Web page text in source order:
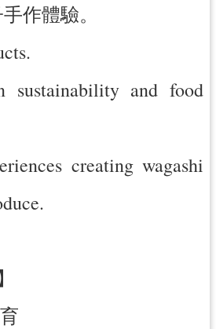
作體驗。
sustainability and food
creating wagashi